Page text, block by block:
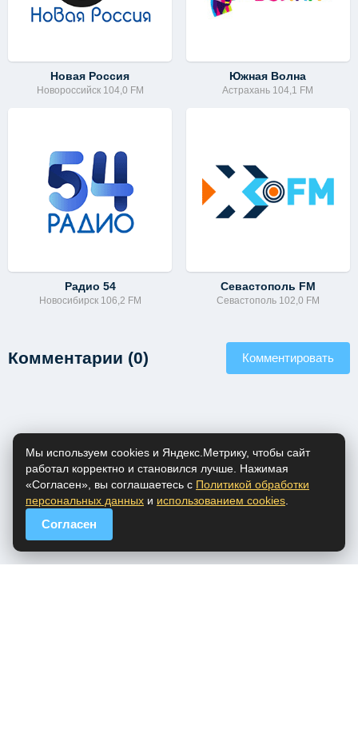
Новая Россия
Новороссийск 104,0 FM
Южная Волна
Астрахань 104,1 FM
Радио 54
Новосибирск 106,2 FM
Севастополь FM
Севастополь 102,0 FM
Комментарии (0) Комментировать
Мы используем cookies и Яндекс.Метрику, чтобы сайт
работал корректно и становился лучше. Нажимая
«Согласен», вы соглашаетесь с Политикой обработки
персональных данных и использованием cookies
Согласен